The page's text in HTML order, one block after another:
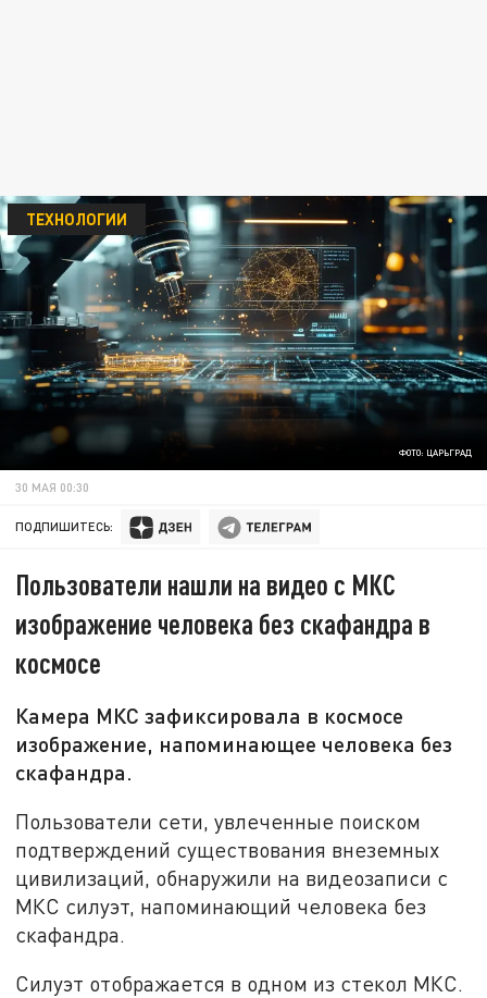
ФОТО: ЦАРЬГРАД
ТЕХНОЛОГИИ
30 МАЯ 00:30
ПОДПИШИТЕСЬ:
Пользователи нашли на видео с МКС
изображение человека без скафандра в
космосе
Камера МКС зафиксировала в космосе
изображение, напоминающее человека без
скафандра.
Пользователи сети, увлеченные поиском
подтверждений существования внеземных
цивилизаций, обнаружили на видеозаписи с
МКС силуэт, напоминающий человека без
скафандра.
Силуэт отображается в одном из стекол МКС.